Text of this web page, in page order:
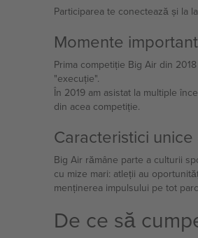
Participarea te conectează și la
Momente
Prima competiție Big Air din
"execuție".
În 2019 am asistat la multiple
din acea competiție.
Caracteristici
Big Air rămâne parte a culturii
cu mize mari: atleții au
menținerea impulsului pe tot
De ce să